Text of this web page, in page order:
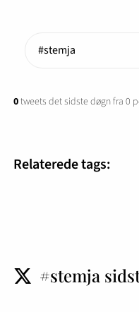
0tweets det sidste døgn fra 0
Relaterede tags:
t #stemja